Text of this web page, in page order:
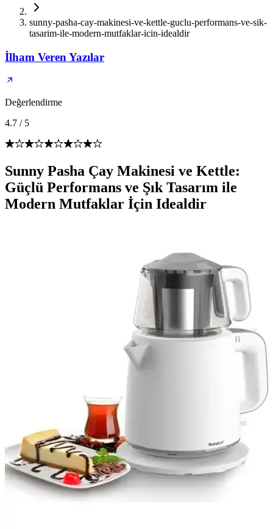
sunny-pasha-cay-makinesi-ve-kettle-guclu-performans-ve-sik-
tasarim-ile-modern-mutfaklar-icin-idealdir
İlham Veren Yazılar
Değerlendirme
4.7 / 5
Sunny Pasha Çay Makinesi ve Kettle:
Güçlü Performans ve Şık Tasarım ile
Modern Mutfaklar İçin Idealdir